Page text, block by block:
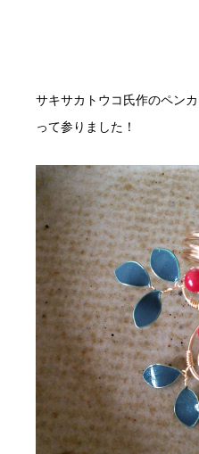
サキサカトウコ氏作のペン
って参りました！